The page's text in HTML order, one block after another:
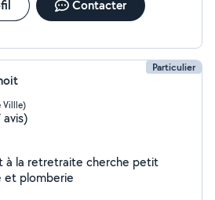
Contacter
Particulier
Villle)
avis)
à la retretraite cherche petit
et plomberie